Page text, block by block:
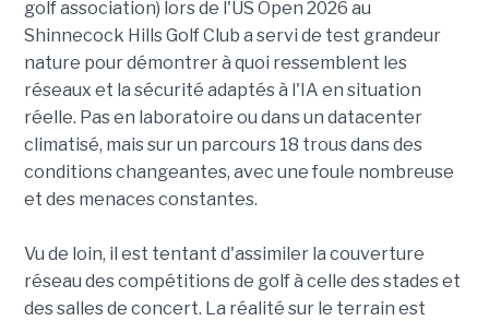
golf association) lors de l'US Open 2026 au
Shinnecock Hills Golf Club a servi de test grandeur
nature pour démontrer à quoi ressemblent les
réseaux et la sécurité adaptés à l'IA en situation
réelle. Pas en laboratoire ou dans un datacenter
climatisé, mais sur un parcours 18 trous dans des
conditions changeantes, avec une foule nombreuse
et des menaces constantes.
Vu de loin, il est tentant d'assimiler la couverture
réseau des compétitions de golf à celle des stades et
des salles de concert. La réalité sur le terrain est